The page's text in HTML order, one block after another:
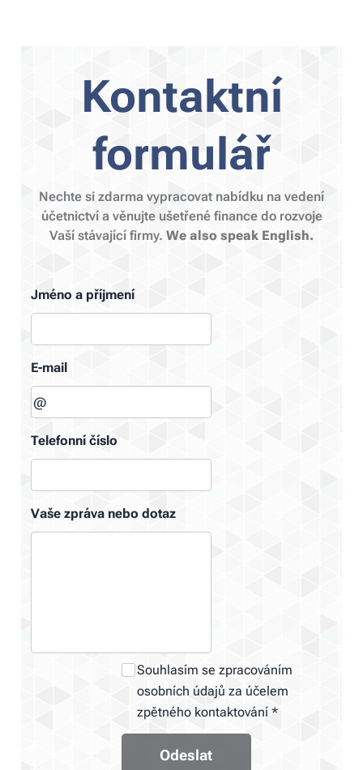
Kontaktní
formulář
Nechte si zdarma vypracovat nabídku na vedení
účetnictví a věnujte ušetřené finance do rozvoje
Vaší stávající firmy. We also speak English.
Jméno a příjmení
E-mail
Telefonní číslo
Vaše zpráva nebo dotaz
Souhlasím se zpracováním
osobních údajů za účelem
zpětného kontaktování
Odeslat